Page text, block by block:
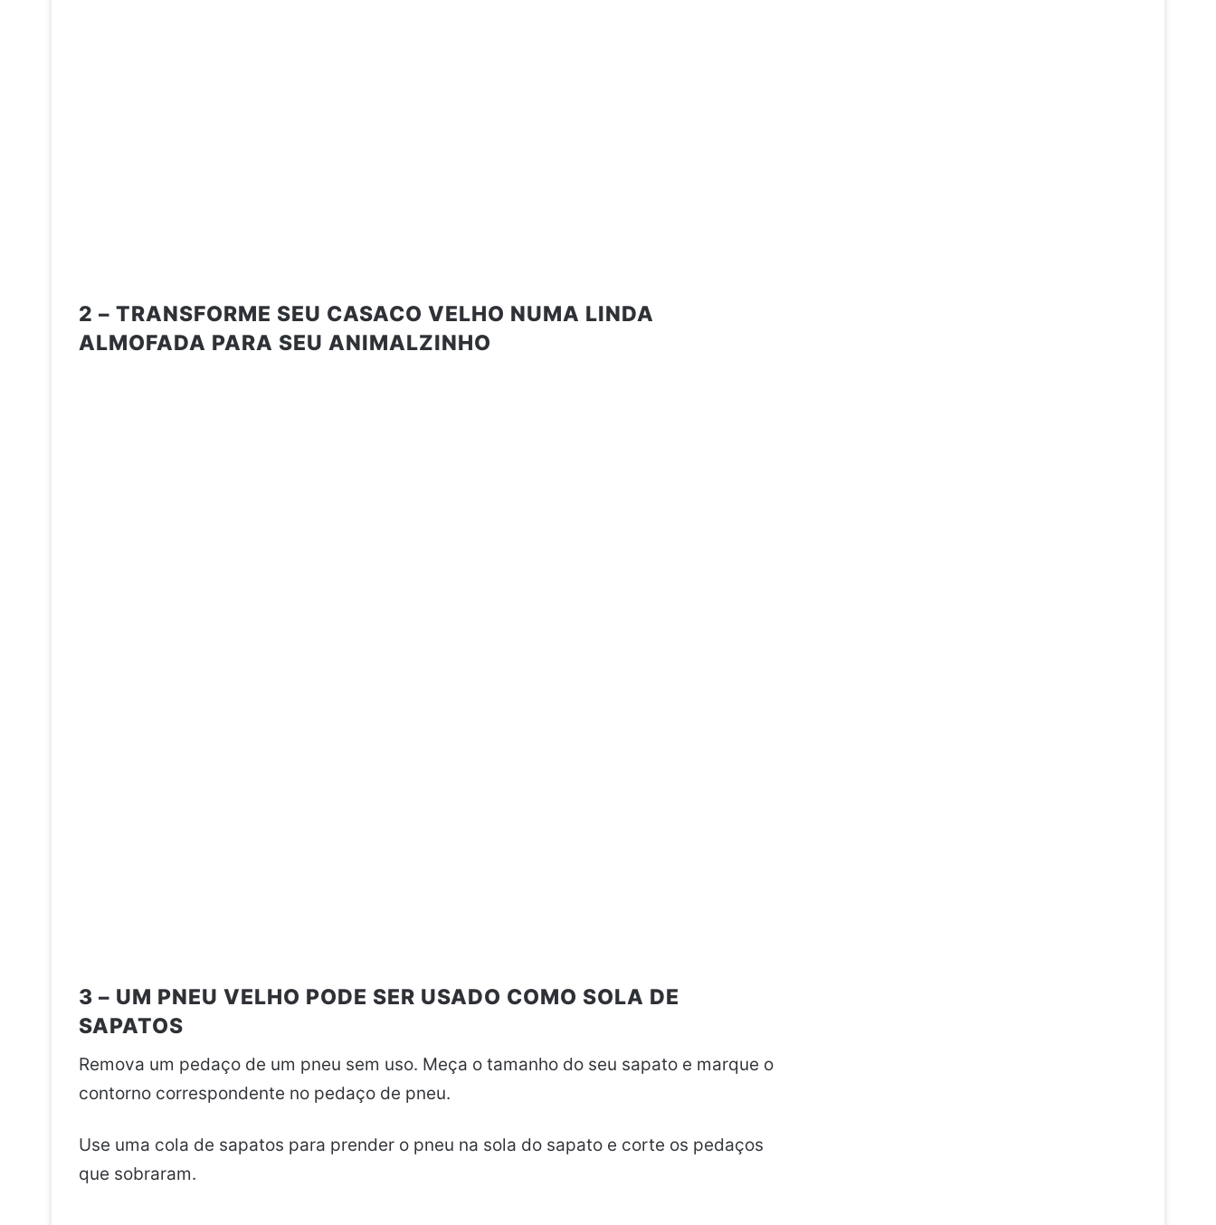
2 – TRANSFORME SEU CASACO VELHO NUMA LINDA
ALMOFADA PARA SEU ANIMALZINHO
3 – UM PNEU VELHO PODE SER USADO COMO SOLA DE
SAPATOS
Remova um pedaço de um pneu sem uso. Meça o tamanho do seu sapato e marque o
contorno correspondente no pedaço de pneu.
Use uma cola de sapatos para prender o pneu na sola do sapato e corte os pedaços
que sobraram.